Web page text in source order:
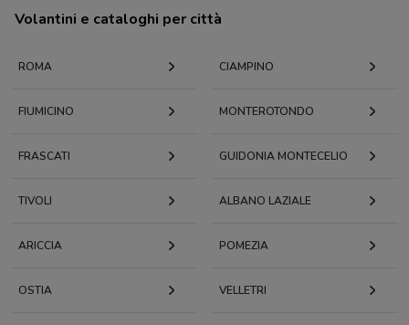
Volantini e cataloghi per città
ROMA CIAMPINO
FIUMICINO MONTEROTONDO
FRASCATI GUIDONIA MONTECELIO
TIVOLI ALBANO LAZIALE
ARICCIA POMEZIA
OSTIA VELLETRI